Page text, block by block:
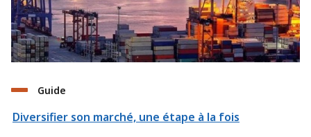
Guide
Diversifier son marché, une étape à la fois